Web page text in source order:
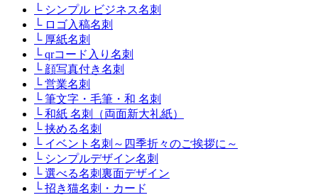
└ シンプル ビジネス名刺
└ ロゴ入稿名刺
└ 厚紙名刺
└ qrコード入り名刺
└ 顔写真付き名刺
└ 営業名刺
└ 筆文字・毛筆・和 名刺
└ 和紙 名刺（両面新大礼紙）
└ 挟める名刺
└ イベント名刺～四季折々のご挨拶に～
└ シンプルデザイン名刺
└ 選べる名刺裏面デザイン
└ 招き猫名刺・カード